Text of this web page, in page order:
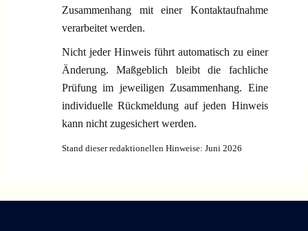
Zusammenhang mit einer Kontaktaufnahme
verarbeitet werden.
Nicht jeder Hinweis führt automatisch zu einer
Änderung. Maßgeblich bleibt die fachliche
Prüfung im jeweiligen Zusammenhang. Eine
individuelle Rückmeldung auf jeden Hinweis
kann nicht zugesichert werden.
Stand dieser redaktionellen Hinweise: Juni 2026